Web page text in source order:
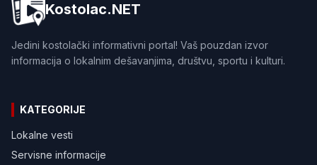
Kostolac.NET
Jedini kostolački informativni portal! Vaš pouzdan izvor
informacija o lokalnim dešavanjima, društvu, sportu i kulturi.
KATEGORIJE
Lokalne vesti
Servisne informacije